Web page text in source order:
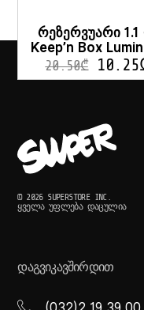
რეზერვუარი
Keep’n Box
20.50₾ 10.25
© 2026 SUPERSTORE INC.
ᲧᲕᲔᲚᲐ ᲣᲤᲚᲔᲑᲐ ᲓᲐᲪᲣᲚᲘᲐ
ᲓᲐᲒᲕᲘᲙᲐᲕᲨᲘᲠᲓᲘᲗ